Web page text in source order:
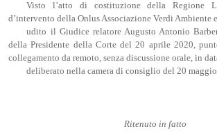
Visto l’atto di costituzione della Regione
d’intervento della Onlus Associazione Verdi Ambiente
udito il Giudice relatore Augusto Antonio
della Presidente della Corte del 20 aprile 2020,
collegamento da remoto, senza discussione orale, in
deliberato nella camera di consiglio del 20
Ritenuto in fatto